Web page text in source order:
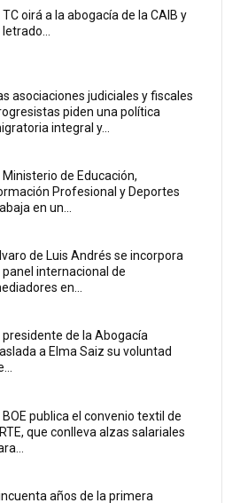
TC oirá a la abogacía de la CAIB y
letrado...
asociaciones judiciales y fiscales
piden una política
integral y...
Ministerio de Educación,
Profesional y Deportes
en un...
de Luis Andrés se incorpora
panel internacional de
en...
presidente de la Abogacía
a Elma Saiz su voluntad
BOE publica el convenio textil de
que conlleva alzas salariales
años de la primera